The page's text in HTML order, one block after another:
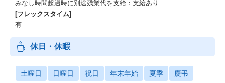
みなし時間超過時に別途残業代を支給：支給あり
[フレックスタイム]
有
休日・休暇
土曜日 日曜日 祝日 年末年始 夏季 慶弔